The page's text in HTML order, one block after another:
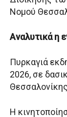
Νομού
Αναλυτικά η
Πυρκαγιά
2026, σε
H